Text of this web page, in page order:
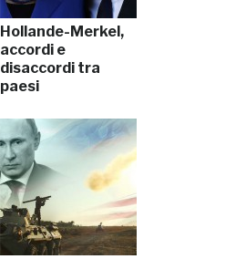
Hollande-Merkel,
accordi e
disaccordi tra
paesi